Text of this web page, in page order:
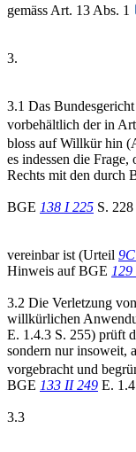
gemäss Art. 13 Abs. 1
3.
3.1 Das
vorbehältlich der in
bloss auf Willkür hin
es indessen die
Rechts mit den durch
BGE 138 I 225 S. 228
vereinbar ist (Urteil
Hinweis auf BGE
3.2 Die Verletzung
willkürlichen
E. 1.4.3 S. 255) prüft
sondern nur insoweit,
vorgebracht und
BGE 133 II 249 E.
3.3